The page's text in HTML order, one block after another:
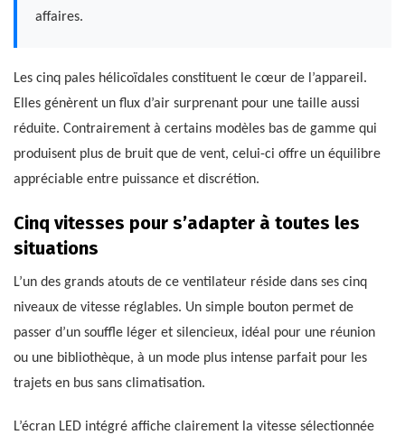
affaires.
Les cinq pales hélicoïdales constituent le cœur de l’appareil.
Elles génèrent un flux d’air surprenant pour une taille aussi
réduite. Contrairement à certains modèles bas de gamme qui
produisent plus de bruit que de vent, celui-ci offre un équilibre
appréciable entre puissance et discrétion.
Cinq vitesses pour s’adapter à toutes les
situations
L’un des grands atouts de ce ventilateur réside dans ses cinq
niveaux de vitesse réglables. Un simple bouton permet de
passer d’un souffle léger et silencieux, idéal pour une réunion
ou une bibliothèque, à un mode plus intense parfait pour les
trajets en bus sans climatisation.
L’écran LED intégré affiche clairement la vitesse sélectionnée